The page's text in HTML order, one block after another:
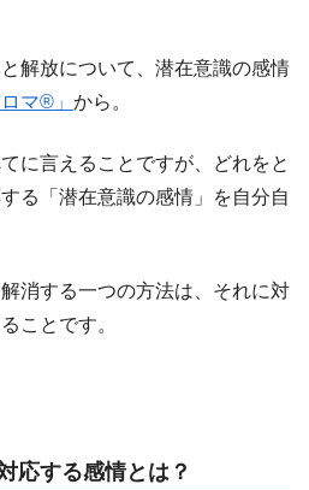
解放について、潜在意識の感情
マ®」 から。
に言えることですが、どれをと
る「潜在意識の感情」を自分自
消する一つの方法は、それに対
ことです。
応する感情とは？